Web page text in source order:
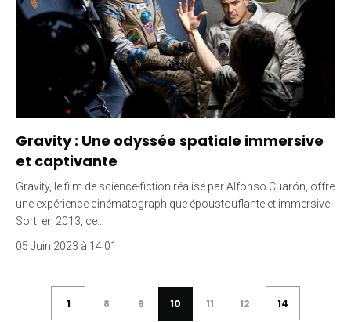
Gravity : Une odyssée spatiale immersive
et captivante
Gravity, le film de science-fiction réalisé par Alfonso Cuarón, offre
une expérience cinématographique époustouflante et immersive.
Sorti en 2013, ce…
05 Juin 2023 à 14:01
1 8 9 10 11 12 14